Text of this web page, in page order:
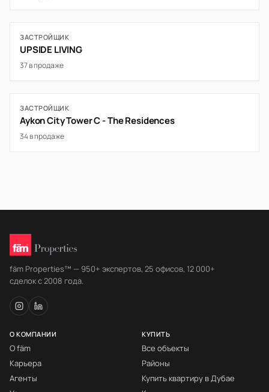
ЗАСТРОЙЩИК
UPSIDE LIVING
37 в продаже
ЗАСТРОЙЩИК
Aykon City Tower C - The Residences
34 в продаже
fäm Properties™ — 950+ экспертов, 25 офисов, 12 000+
сделок с 2008 года.
О КОМПАНИИ
О fäm
Карьера
Агенты
КУПИТЬ
Все объекты
Районы
Купить квартиру в Дубае